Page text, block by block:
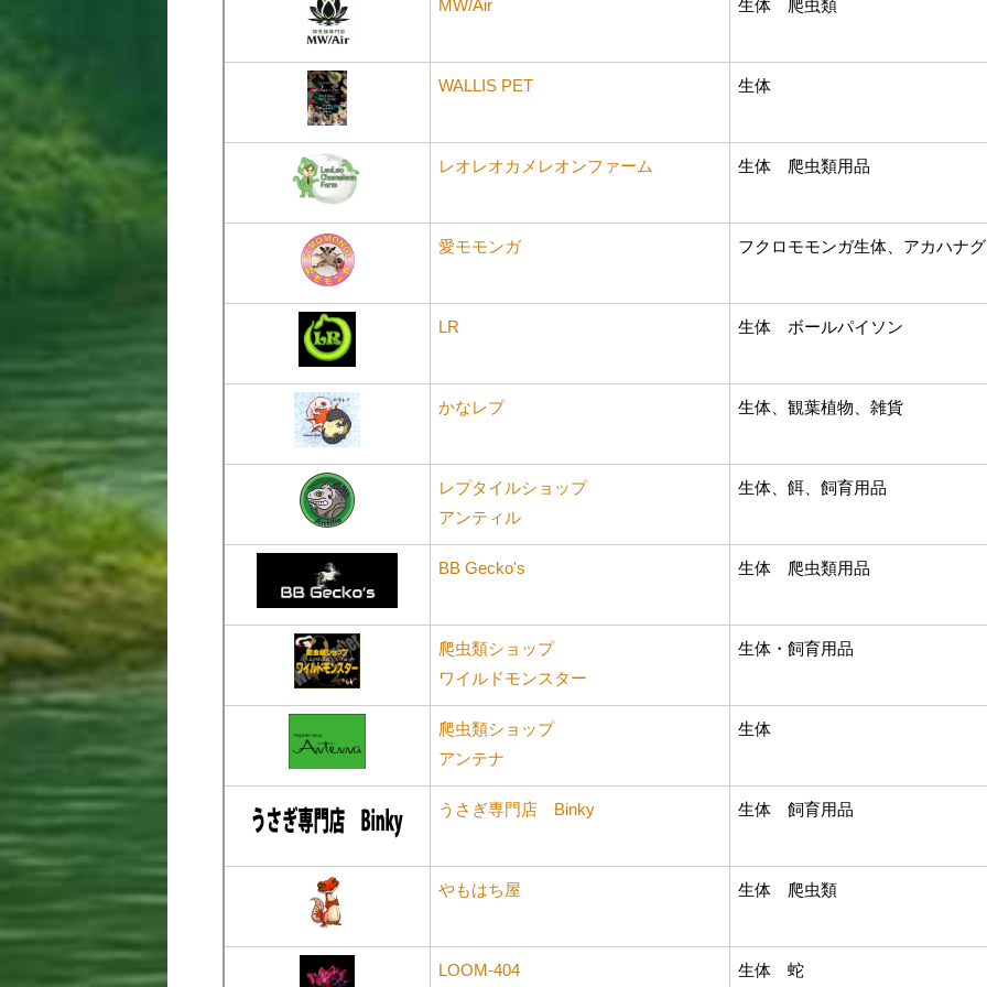
MW/Air 生体 爬虫類
WALLIS PET 生体
レオレオカメレオンファーム 生体 爬虫類用品
愛モモンガ フクロモモンガ生体、アカハナ
LR 生体 ボールパイソン
かなレプ 生体、観葉植物、雑貨
レプタイルショップ
アンティル
生体、餌、飼育用品
BB Gecko's 生体 爬虫類用品
爬虫類ショップ
ワイルドモンスター
生体・飼育用品
爬虫類ショップ
アンテナ
生体
うさぎ専門店 Binky 生体 飼育用品
やもはち屋 生体 爬虫類
LOOM-404 生体 蛇